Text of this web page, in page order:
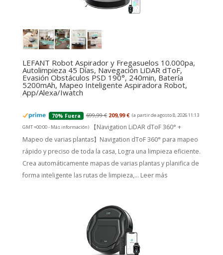
LEFANT Robot Aspirador y Fregasuelos 10.000pa,
Autolimpieza 45 Días, Navegación LiDAR dToF,
Evasión Obstáculos PSD 190°, 240min, Batería
5200mAh, Mapeo Inteligente Aspiradora Robot,
App/Alexa/Iwatch
70% Fuera 699,99 € 209,99 € (a partir de agosto 8, 2026 11:13
GMT +00:00 - Más información)
【Navigation LiDAR dToF 360° +
Mapeo de varias plantas】Navigation dToF 360° para mapeo
rápido y preciso de toda la casa, Logra una limpieza eficiente.
Crea automáticamente mapas de varias plantas y planifica de
forma inteligente las rutas de limpieza,... Leer más